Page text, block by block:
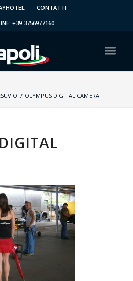
CONTATTI
+39 3756977160
/ OLYMPUS DIGITAL CAMERA